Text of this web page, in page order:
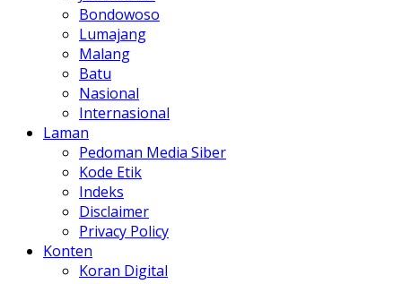
Bondowoso
Lumajang
Malang
Batu
Nasional
Internasional
Laman
Pedoman Media Siber
Kode Etik
Indeks
Disclaimer
Privacy Policy
Konten
Koran Digital